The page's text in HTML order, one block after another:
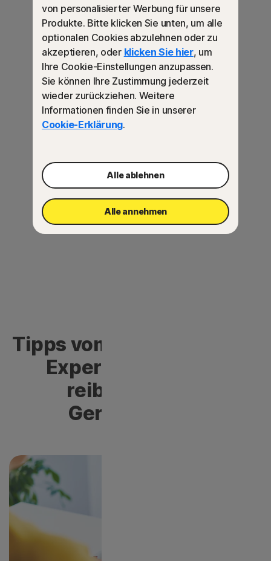
Häufig gestellte Fragen
Was ist Norton Ultimate Help Desk?
Welche Leistungen sind in Norton Ultimate Help
Desk inbegriffen?
Tipps vom Tech-Support-
Experten für einen
reibungslosen
Gerätebetrieb
von personalisierter Werbung für unsere
Produkte. Bitte klicken Sie unten, um alle
optionalen Cookies abzulehnen oder zu
akzeptieren, oder klicken Sie hier, um
Ihre Cookie-Einstellungen anzupassen.
Sie können Ihre Zustimmung jederzeit
wieder zurückziehen. Weitere
Informationen finden Sie in unserer
Cookie-Erklärung.
Alle ablehnen
Alle annehmen